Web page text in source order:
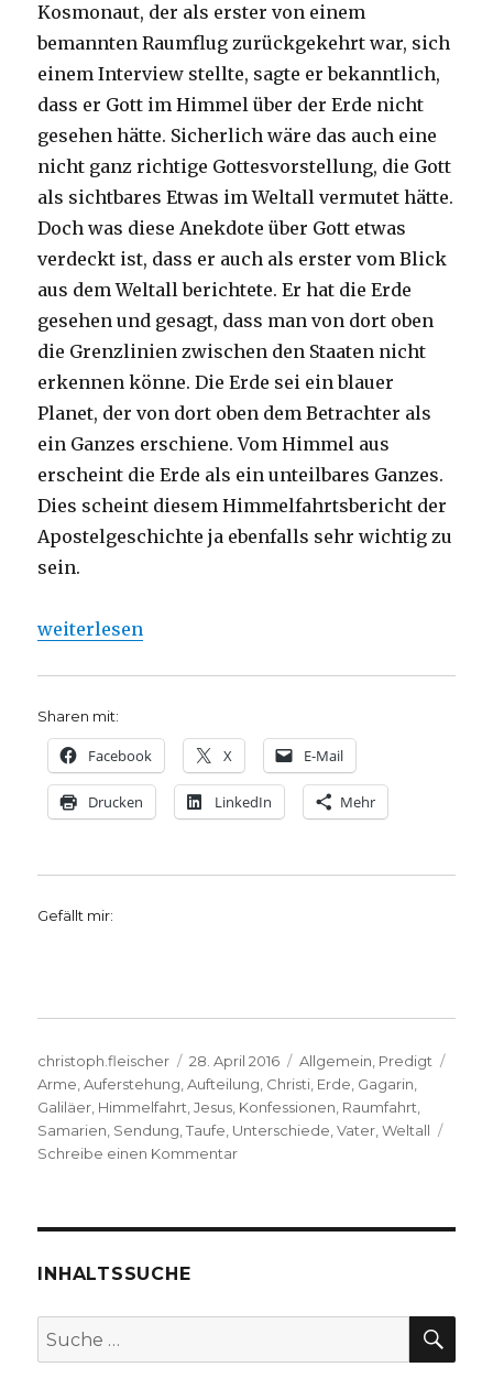
Kosmonaut, der als erster von einem
bemannten Raumflug zurückgekehrt war, sich
einem Interview stellte, sagte er bekanntlich,
dass er Gott im Himmel über der Erde nicht
gesehen hätte. Sicherlich wäre das auch eine
nicht ganz richtige Gottesvorstellung, die Gott
als sichtbares Etwas im Weltall vermutet hätte.
Doch was diese Anekdote über Gott etwas
verdeckt ist, dass er auch als erster vom Blick
aus dem Weltall berichtete. Er hat die Erde
gesehen und gesagt, dass man von dort oben
die Grenzlinien zwischen den Staaten nicht
erkennen könne. Die Erde sei ein blauer
Planet, der von dort oben dem Betrachter als
ein Ganzes erschiene. Vom Himmel aus
erscheint die Erde als ein unteilbares Ganzes.
Dies scheint diesem Himmelfahrtsbericht der
Apostelgeschichte ja ebenfalls sehr wichtig zu
sein.
„Himmelfahrtspredigt über Apostelgeschichte 1, 3-
weiterlesen
Sharen mit:
Facebook X E-Mail
Drucken LinkedIn Mehr
Gefällt mir:
Autor
christoph.fleischer
Veröffentlicht
am
28. April 2016 Kategorien
Allgemein, Predigt
Arme,Auferstehung,Aufteilung, Christi, Erde, Gagarin,
Galiläer, Himmelfahrt,Jesus, Konfessionen, Raumfahrt,
Samarien, Sendung,Taufe, Unterschiede,Vater,Weltall
Schreibe einen Kommentarzu
INHALTSSUCHE
Suche
nach: